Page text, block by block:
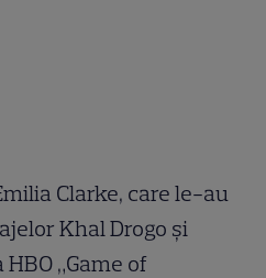
Clarke, care le-au
Khal Drogo și
„Game of